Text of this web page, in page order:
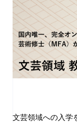
文芸領域への入学